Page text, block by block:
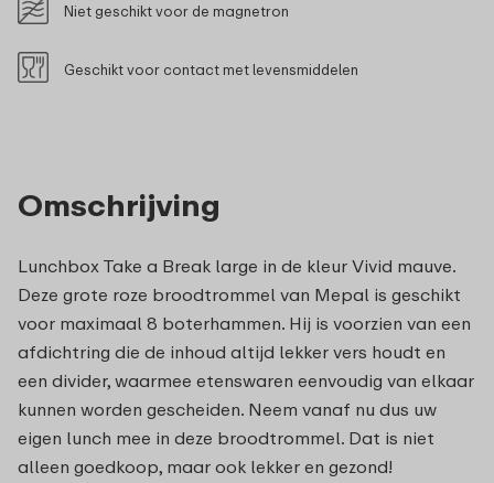
Omschrijving
Lunchbox Take a Break large in de kleur Vivid mauve.
Deze grote roze broodtrommel van Mepal is geschikt
voor maximaal 8 boterhammen. Hij is voorzien van een
afdichtring die de inhoud altijd lekker vers houdt en
een divider, waarmee etenswaren eenvoudig van elkaar
kunnen worden gescheiden. Neem vanaf nu dus uw
eigen lunch mee in deze broodtrommel. Dat is niet
alleen goedkoop, maar ook lekker en gezond!
Niet geschikt voor de magnetron
Geschikt voor contact met levensmiddelen